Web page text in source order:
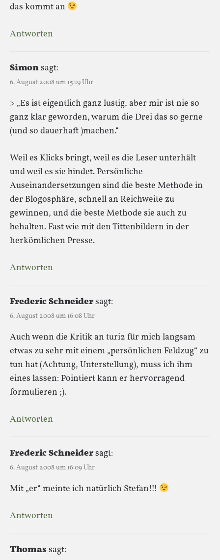
das kommt an
Antworten
Simonsagt:
6. August 2008 um 15:19 Uhr
> „Es ist eigentlich ganz lustig, aber mir ist nie so
ganz klar geworden, warum die Drei das so gerne
(und so dauerhaft )machen.“
Weil es Klicks bringt, weil es die Leser unterhält
und weil es sie bindet. Persönliche
Auseinandersetzungen sind die beste Methode in
der Blogosphäre, schnell an Reichweite zu
gewinnen, und die beste Methode sie auch zu
behalten. Fast wie mit den Tittenbildern in der
herkömlichen Presse.
Antworten
Frederic Schneidersagt:
6. August 2008 um 16:08 Uhr
Auch wenn die Kritik an turi2 für mich langsam
etwas zu sehr mit einem „persönlichen Feldzug“ zu
tun hat (Achtung, Unterstellung), muss ich ihm
eines lassen: Pointiert kann er hervorragend
formulieren ;).
Antworten
Frederic Schneidersagt:
6. August 2008 um 16:09 Uhr
Mit „er“ meinte ich natürlich Stefan!!!
Antworten
Thomassagt: